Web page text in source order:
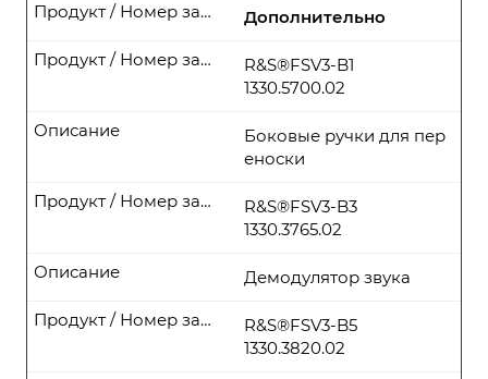
Дополнительно
Продукт / Номер заказа
R&S®FSV3-B1
1330.5700.02
Продукт / Номер заказа
Боковые ручки для пер
еноски
Описание
R&S®FSV3-B3
1330.3765.02
Продукт / Номер заказа
Демодулятор звука
Описание
R&S®FSV3-B5
1330.3820.02
Продукт / Номер заказа